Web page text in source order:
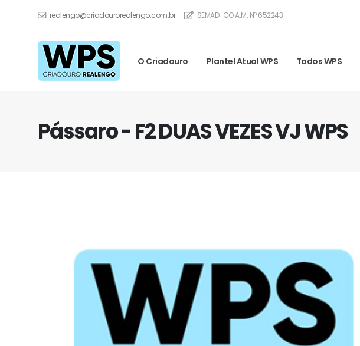
realengo@criadourorealengo.com.br SEMAD-GO A.M. Nº 652243
O Criadouro Plantel Atual WPS Todos WPS
Pássaro - F2 DUAS VEZES VJ WPS